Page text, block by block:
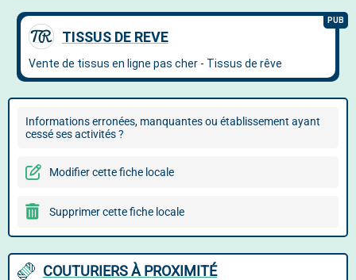
Informations erronées, manquantes ou établissement ayant
cessé ses activités ?
Modifier cette fiche locale
Supprimer cette fiche locale
COUTURIERS À PROXIMITÉ